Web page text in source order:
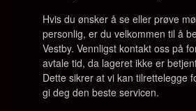
Hvis du ønsker å se eller prøve
personlig, er du velkommen til å
Vestby. Vennligst kontakt oss på
avtale tid, da lageret ikke er
Dette sikrer at vi kan tilrettelegge
gi deg den beste servicen.